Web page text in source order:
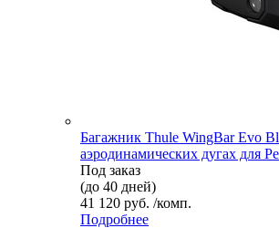
Багажник Thule WingBar Evo
аэродинамических дугах для
Под заказ
(до 40 дней)
41 120 руб. /комп.
Подробнее